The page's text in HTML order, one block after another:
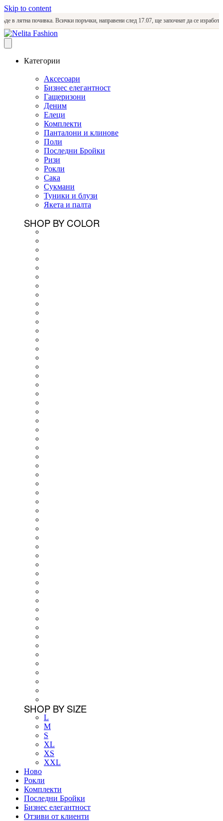
Skip to content
почивка. Всички поръчки, направени след 17.07, ще започнат да се изработват и
Категории
Аксесоари
Бизнес елегантност
Гащеризони
Деним
Елеци
Комплекти
Панталони и клинове
Поли
Последни Бройки
Ризи
Рокли
Сака
Сукмани
Туники и блузи
Якета и палта
SHOP BY COLOR
SHOP BY SIZE
L
M
S
XL
XS
XXL
Ново
Рокли
Комплекти
Последни Бройки
Бизнес елегантност
Отзиви от клиенти